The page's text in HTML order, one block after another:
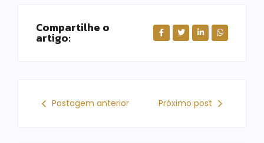
Compartilhe o
artigo:
Postagem anterior Próximo post